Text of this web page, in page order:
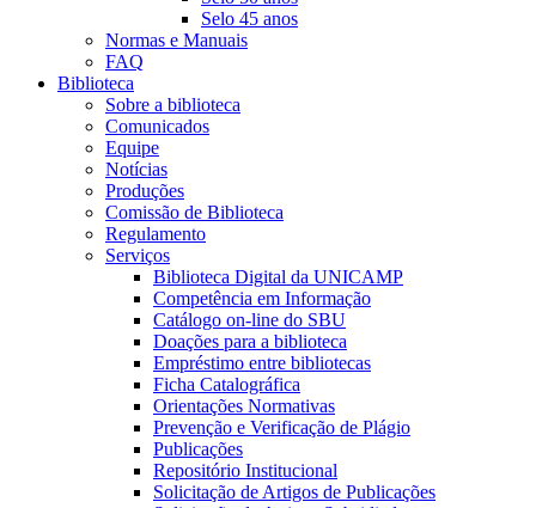
Selo 45 anos
Normas e Manuais
FAQ
Biblioteca
Sobre a biblioteca
Comunicados
Equipe
Notícias
Produções
Comissão de Biblioteca
Regulamento
Serviços
Biblioteca Digital da UNICAMP
Competência em Informação
Catálogo on-line do SBU
Doações para a biblioteca
Empréstimo entre bibliotecas
Ficha Catalográfica
Orientações Normativas
Prevenção e Verificação de Plágio
Publicações
Repositório Institucional
Solicitação de Artigos de Publicações